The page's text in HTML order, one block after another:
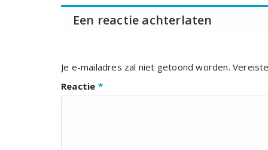
Een reactie achterlaten
Je e-mailadres zal niet getoond worden.
Reactie *